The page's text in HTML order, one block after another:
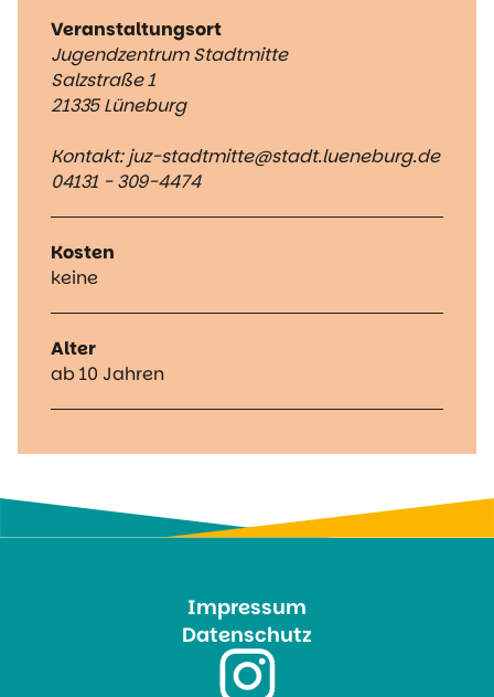
Veranstaltungsort
Jugendzentrum Stadtmitte
Salzstraße 1
21335 Lüneburg
Kontakt: juz-stadtmitte@stadt.lueneburg.de
04131 - 309-4474
Kosten
keine
Alter
ab 10 Jahren
Impressum
Datenschutz